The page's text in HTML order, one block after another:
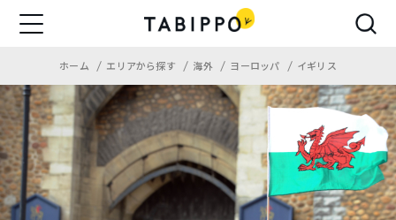
ホーム エリアから探す 海外 ヨーロッパ イギリス